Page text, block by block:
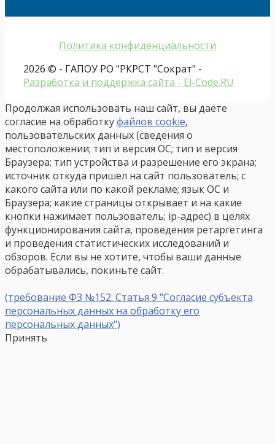
Политика конфиденциальности
2026 © - ГАПОУ РО "РКРСТ "Сократ" -
Разработка и поддержка сайта - El-Code.RU
Продолжая использовать наш сайт, вы даете
согласие на обработкуфайлов cookie,
пользовательских данных (сведения о
местоположении; тип и версия ОС; тип и версия
Браузера; тип устройства и разрешение его экрана;
источник откуда пришел на сайт пользователь; с
какого сайта или по какой рекламе; язык ОС и
Браузера; какие страницы открывает и на какие
кнопки нажимает пользователь; ip-адрес) в целях
функционирования сайта, проведения ретаргетинга
и проведения статистических исследований и
обзоров. Если вы не хотите, чтобы ваши данные
обрабатывались, покиньте сайт.
(требование ФЗ №152. Статья 9 "Согласие субъекта
персональных данных на обработку его
персональных данных")
Принять